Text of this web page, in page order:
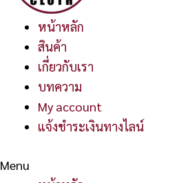
หน้าหลัก
สินค้า
เกี่ยวกับเรา
บทความ
My account
แจ้งชำระเงินทางไลน์
Menu